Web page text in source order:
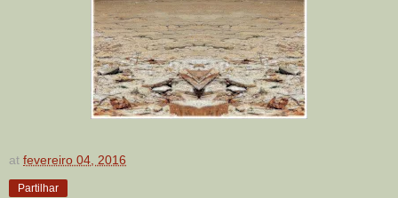
at fevereiro 04, 2016
Partilhar